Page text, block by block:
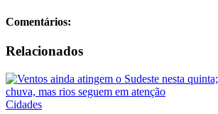
Comentários:
Relacionados
Cidades